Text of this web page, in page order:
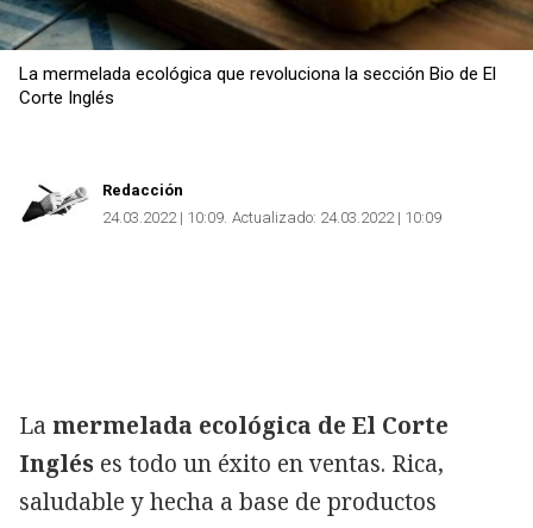
Copiar
La mermelada ecológica que revoluciona la sección Bio de El
Corte Inglés
Redacción
24.03.2022 | 10:09 Actualizado: 24.03.2022 | 10:09
La mermelada ecológica de El Corte
Inglés es todo un éxito en ventas. Rica,
saludable y hecha a base de productos